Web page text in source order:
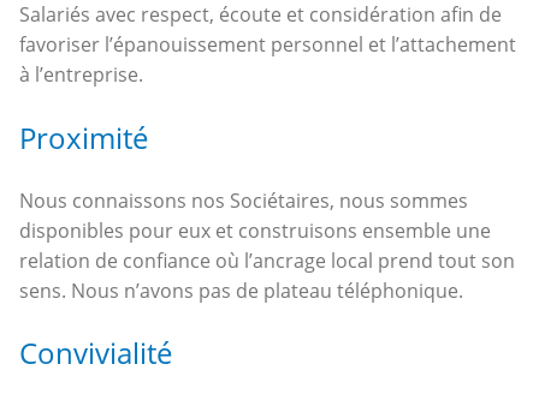
Salariés avec respect, écoute et considération afin de
favoriser l’épanouissement personnel et l’attachement
à l’entreprise.
Proximité
Nous connaissons nos Sociétaires, nous sommes
disponibles pour eux et construisons ensemble une
relation de confiance où l’ancrage local prend tout son
sens. Nous n’avons pas de plateau téléphonique.
Convivialité